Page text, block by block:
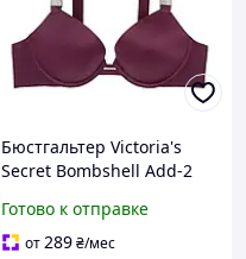
Бюстгальтер Victoria's
Secret Bombshell Add-2
Bra 34C
Готово к отправке
от289₴/мес